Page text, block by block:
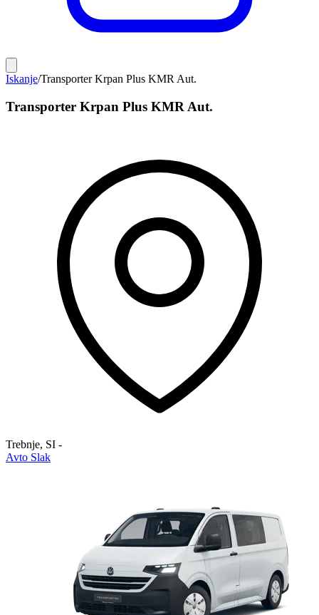
Iskanje/Transporter Krpan Plus KMR Aut.
Transporter Krpan Plus KMR Aut.
Trebnje, SI -
Avto Slak